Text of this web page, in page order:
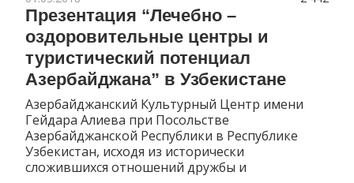
Презентация “Лечебно –
оздоровительные центры и
туристический потенциал
Азербайджана” в Узбекистане
Азербайджанский Культурный Центр имени
Гейдара Алиева при Посольстве
Азербайджанской Республики в Республике
Узбекистан, исходя из исторически
сложившихся отношений дружбы и